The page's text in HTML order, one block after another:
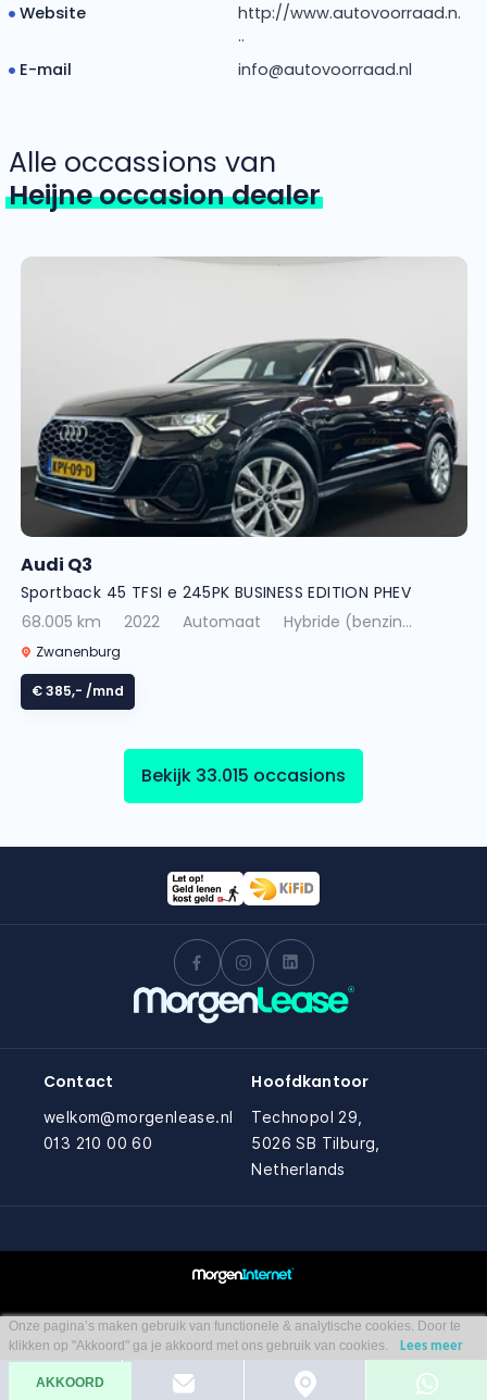
Website
http://www.autovoorraad.n.
..
E-mail
info@autovoorraad.nl
Alle occassions van
Heijne occasion dealer
Audi Q3
Sportback 45 TFSI e 245PK BUSINESS EDITION PHEV
68.005 km
2022 Automaat Hybride (benzin...
Zwanenburg
€ 385,- /mnd
Bekijk 33.015 occasions
Contact
welkom@morgenlease.nl
013 210 00 60
Hoofdkantoor
Technopol 29,
5026 SB Tilburg,
Netherlands
Onze pagina’s maken gebruik van functionele & analytische cookies. Door te
klikken op "Akkoord" ga je akkoord met ons gebruik van cookies.
Lees meer
AKKOORD